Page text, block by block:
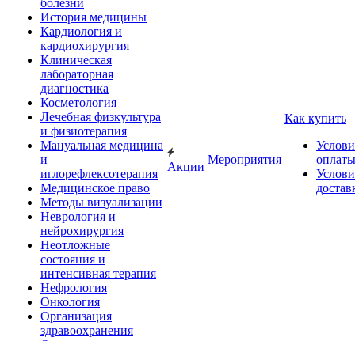
болезни
История медицины
Кардиология и
кардиохирургия
Клиническая
лабораторная
диагностика
Косметология
Лечебная физкультура
и физиотерапия
Мануальная медицина
и
иглорефлексотерапия
Медицинское право
Методы визуализации
Неврология и
нейрохирургия
Неотложные
состояния и
интенсивная терапия
Нефрология
Онкология
Организация
здравоохранения
Акции
Мероприятия
Как купить
оплаты